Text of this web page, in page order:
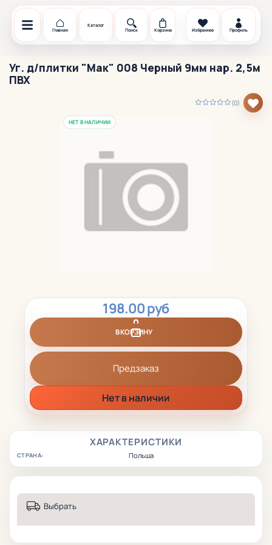
Главная
Каталог
Поиск
Корзина Избранное Профиль
Уг. д/плитки "Мак" 008 Черный 9мм нар. 2,5м
ПВХ
(0)
НЕТ В НАЛИЧИИ
ХАРАКТЕРИСТИКИ
СТРАНА: Польша
198.00 руб
В КОРЗИНУ
Предзаказ
Нет в наличии
Выбрать